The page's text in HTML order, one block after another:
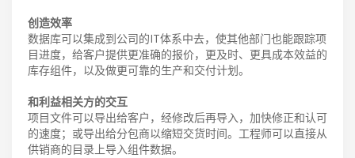
创造效率
数据库可以集成到公司的IT体系中去，使其他部门也能跟踪项
目进度，给客户提供更准确的报价，更及时、更具成本效益的
库存组件，以及做更可靠的生产和交付计划。
和利益相关方的交互
项目文件可以导出给客户，经修改后再导入，加快修正和认可
的速度；或导出给分包商以缩短交货时间。工程师可以直接从
供销商的目录上导入组件数据。